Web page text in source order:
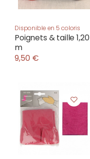
Disponible en 5 coloris
Poignets & taille 1,20
m
9,50 €